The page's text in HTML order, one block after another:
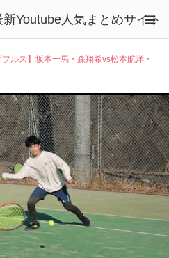
Youtube人気まとめサイト
ブルス】坂本一馬・森翔希vs松本航洋・